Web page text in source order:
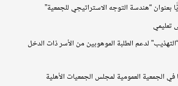
بعنوان “هندسة التوجه الاستراتيجي للجمعية”
تعليمي
لدعم الطلبة الموهوبين من الأسر ذات الدخل
الجمعية العمومية لمجلس الجمعيات الأهلية